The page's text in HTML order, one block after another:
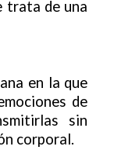
trata de una
en la que
de
sin
corporal.